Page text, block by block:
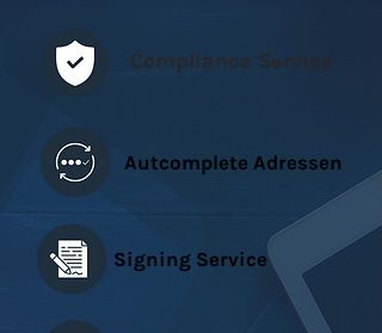
Compliance Service
Autcomplete Adressen
Signing Service